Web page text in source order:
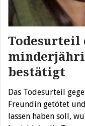
Todesurteil
bestätigt
Das Todesurteil
Freundin getötet
lassen haben soll,